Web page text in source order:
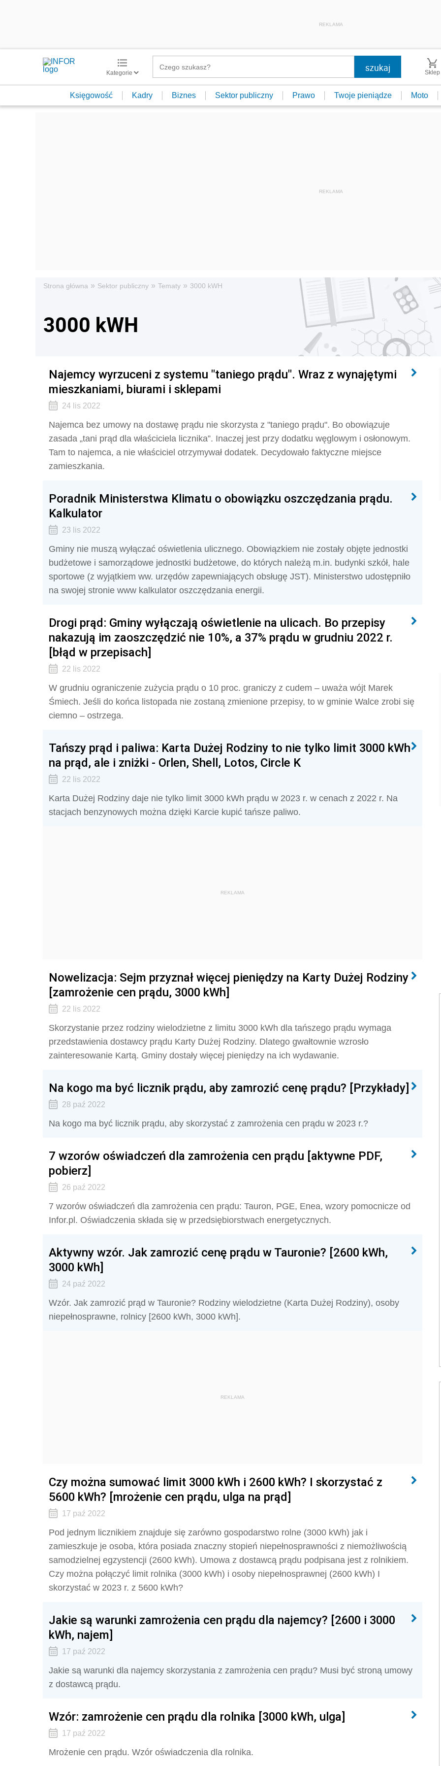
REKLAMA
Kategorie Sklep
Księgowość Kadry Biznes Sektor publiczny Prawo Twoje pieniądze Moto
Strona główna » Sektor publiczny » Tematy » 3000 kWH
3000 kWH
Najemcy wyrzuceni z systemu "taniego prądu". Wraz z wynajętymi
mieszkaniami, biurami i sklepami
24 lis 2022
Najemca bez umowy na dostawę prądu nie skorzysta z "taniego prądu". Bo obowiązuje
zasada „tani prąd dla właściciela licznika”. Inaczej jest przy dodatku węglowym i osłonowym.
Tam to najemca, a nie właściciel otrzymywał dodatek. Decydowało faktyczne miejsce
zamieszkania.
Poradnik Ministerstwa Klimatu o obowiązku oszczędzania prądu.
Kalkulator
23 lis 2022
Gminy nie muszą wyłączać oświetlenia ulicznego. Obowiązkiem nie zostały objęte jednostki
budżetowe i samorządowe jednostki budżetowe, do których należą m.in. budynki szkół, hale
sportowe (z wyjątkiem ww. urzędów zapewniających obsługę JST). Ministerstwo udostępniło
na swojej stronie www kalkulator oszczędzania energii.
Drogi prąd: Gminy wyłączają oświetlenie na ulicach. Bo przepisy
nakazują im zaoszczędzić nie 10%, a 37% prądu w grudniu 2022 r.
[błąd w przepisach]
22 lis 2022
W grudniu ograniczenie zużycia prądu o 10 proc. graniczy z cudem – uważa wójt Marek
Śmiech. Jeśli do końca listopada nie zostaną zmienione przepisy, to w gminie Walce zrobi się
ciemno – ostrzega.
Tańszy prąd i paliwa: Karta Dużej Rodziny to nie tylko limit 3000 kWh
na prąd, ale i zniżki - Orlen, Shell, Lotos, Circle K
22 lis 2022
Karta Dużej Rodziny daje nie tylko limit 3000 kWh prądu w 2023 r. w cenach z 2022 r. Na
stacjach benzynowych można dzięki Karcie kupić tańsze paliwo.
REKLAMA
Nowelizacja: Sejm przyznał więcej pieniędzy na Karty Dużej Rodziny
[zamrożenie cen prądu, 3000 kWh]
22 lis 2022
Skorzystanie przez rodziny wielodzietne z limitu 3000 kWh dla tańszego prądu wymaga
przedstawienia dostawcy prądu Karty Dużej Rodziny. Dlatego gwałtownie wzrosło
zainteresowanie Kartą. Gminy dostały więcej pieniędzy na ich wydawanie.
Na kogo ma być licznik prądu, aby zamrozić cenę prądu? [Przykłady]
28 paź 2022
Na kogo ma być licznik prądu, aby skorzystać z zamrożenia cen prądu w 2023 r.?
7 wzorów oświadczeń dla zamrożenia cen prądu [aktywne PDF,
pobierz]
26 paź 2022
7 wzorów oświadczeń dla zamrożenia cen prądu: Tauron, PGE, Enea, wzory pomocnicze od
Infor.pl. Oświadczenia składa się w przedsiębiorstwach energetycznych.
Aktywny wzór. Jak zamrozić cenę prądu w Tauronie? [2600 kWh,
3000 kWh]
24 paź 2022
Wzór. Jak zamrozić prąd w Tauronie? Rodziny wielodzietne (Karta Dużej Rodziny), osoby
niepełnosprawne, rolnicy [2600 kWh, 3000 kWh].
REKLAMA
Czy można sumować limit 3000 kWh i 2600 kWh? I skorzystać z
5600 kWh? [mrożenie cen prądu, ulga na prąd]
17 paź 2022
Pod jednym licznikiem znajduje się zarówno gospodarstwo rolne (3000 kWh) jak i
zamieszkuje je osoba, która posiada znaczny stopień niepełnosprawności z niemożliwością
samodzielnej egzystencji (2600 kWh). Umowa z dostawcą prądu podpisana jest z rolnikiem.
Czy można połączyć limit rolnika (3000 kWh) i osoby niepełnosprawnej (2600 kWh) I
skorzystać w 2023 r. z 5600 kWh?
Jakie są warunki zamrożenia cen prądu dla najemcy? [2600 i 3000
kWh, najem]
17 paź 2022
Jakie są warunki dla najemcy skorzystania z zamrożenia cen prądu? Musi być stroną umowy
z dostawcą prądu.
Wzór: zamrożenie cen prądu dla rolnika [3000 kWh, ulga]
17 paź 2022
Mrożenie cen prądu. Wzór oświadczenia dla rolnika.